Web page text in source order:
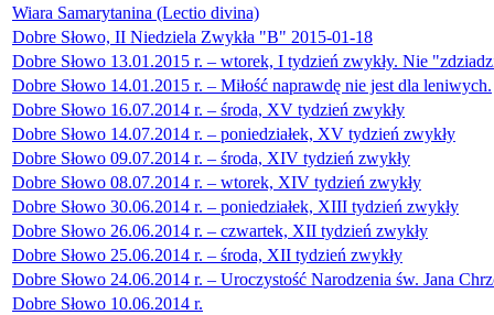
Wiara Samarytanina (Lectio divina)
Dobre Słowo, II Niedziela Zwykła "B" 2015-01-18
Dobre Słowo 13.01.2015 r. – wtorek, I tydzień zwykły. Nie
Dobre Słowo 14.01.2015 r. – Miłość naprawdę nie jest dla leniwych.
Dobre Słowo 16.07.2014 r. – środa, XV tydzień zwykły
Dobre Słowo 14.07.2014 r. – poniedziałek, XV tydzień zwykły
Dobre Słowo 09.07.2014 r. – środa, XIV tydzień zwykły
Dobre Słowo 08.07.2014 r. – wtorek, XIV tydzień zwykły
Dobre Słowo 30.06.2014 r. – poniedziałek, XIII tydzień zwykły
Dobre Słowo 26.06.2014 r. – czwartek, XII tydzień zwykły
Dobre Słowo 25.06.2014 r. – środa, XII tydzień zwykły
Dobre Słowo 24.06.2014 r. – Uroczystość Narodzenia św. Jana
Dobre Słowo 10.06.2014 r.